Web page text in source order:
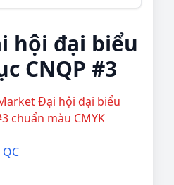
hội đại biểu
CNQP #3
Đại hội đại biểu
chuẩn màu CMYK